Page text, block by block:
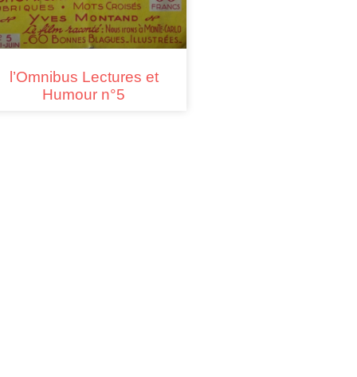
l’Omnibus Lectures et
Humour n°5